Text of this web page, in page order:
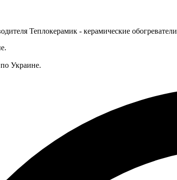
Теплокерамик - керамические обогреватели
по Украине.